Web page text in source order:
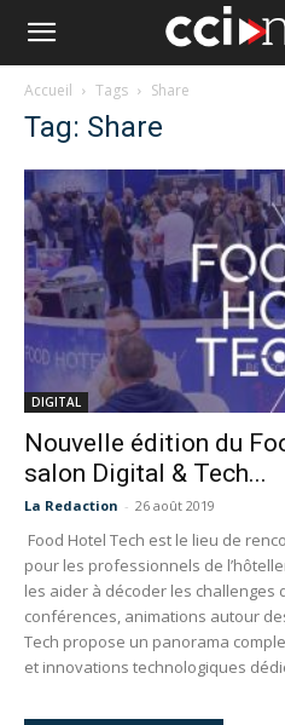
Accueil Tags Share
Tag: Share
DIGITAL
Nouvelle édition du
salon Digital & Tech...
La Redaction - 26 août 2019
Food Hotel Tech est le lieu de
pour les professionnels de
les aider à décoder les challenges
conférences, animations autour
Tech propose un panorama
et innovations technologiques